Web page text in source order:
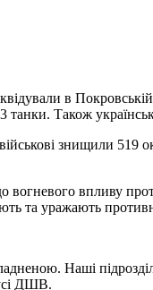
в
Також
знищили 519
та уражають
Наші
ДШВ.